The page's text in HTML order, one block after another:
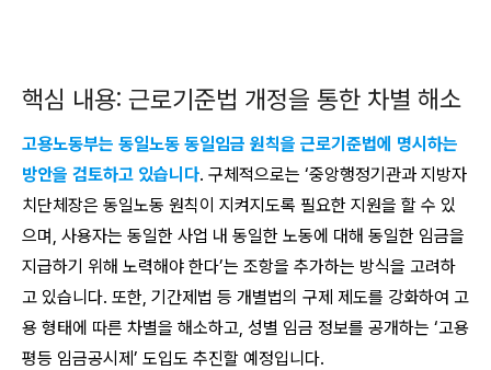
핵심 내용: 근로기준법 개정을 통한 차별 해소
고용노동부는 동일노동 동일임금 원칙을 근로기준법에 명시하는
방안을 검토하고 있습니다. 구체적으로는 ‘중앙행정기관과 지방자
치단체장은 동일노동 원칙이 지켜지도록 필요한 지원을 할 수 있
으며, 사용자는 동일한 사업 내 동일한 노동에 대해 동일한 임금을
지급하기 위해 노력해야 한다’는 조항을 추가하는 방식을 고려하
고 있습니다. 또한, 기간제법 등 개별법의 구제 제도를 강화하여 고
용 형태에 따른 차별을 해소하고, 성별 임금 정보를 공개하는 ‘고용
평등 임금공시제’ 도입도 추진할 예정입니다.